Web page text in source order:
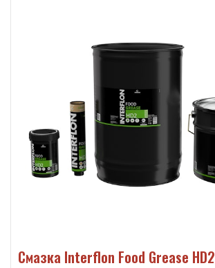
Смазка Interflon Food Grease HD2